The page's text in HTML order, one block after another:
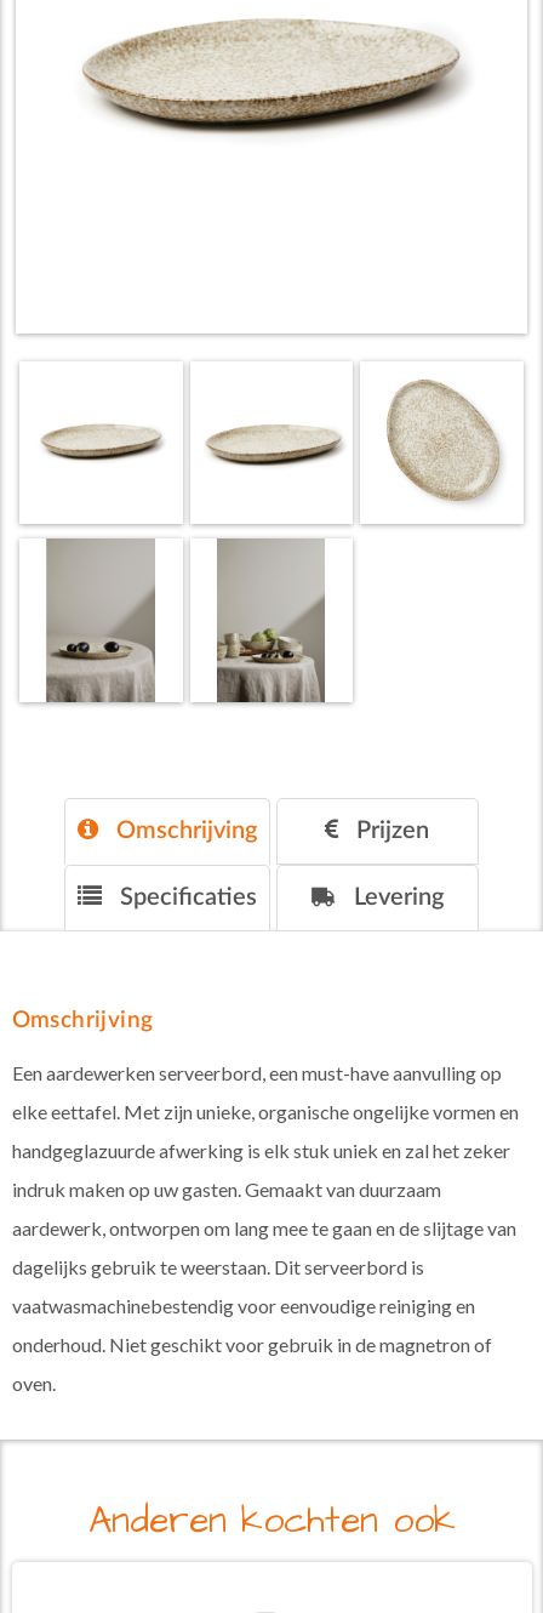
Omschrijving Prijzen
Specificaties Levering
Omschrijving
Een aardewerken serveerbord, een must-have aanvulling op
elke eettafel. Met zijn unieke, organische ongelijke vormen en
handgeglazuurde afwerking is elk stuk uniek en zal het zeker
indruk maken op uw gasten. Gemaakt van duurzaam
aardewerk, ontworpen om lang mee te gaan en de slijtage van
dagelijks gebruik te weerstaan. Dit serveerbord is
vaatwasmachinebestendig voor eenvoudige reiniging en
onderhoud. Niet geschikt voor gebruik in de magnetron of
oven.
Anderen kochten ook